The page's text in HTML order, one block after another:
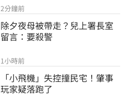
2分鐘前
除夕夜母被帶走？兒上署長室
留言：要殺警
1小時前
「小飛機」失控撞民宅！肇事
玩家疑落跑了